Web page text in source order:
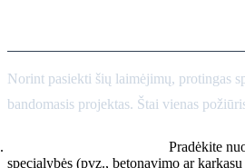
Norint pasiekti šių laimėjimų, protingas
bandomasis projektas. Štai vienas
Pradėkite
specialybės (pvz., betonavimo ar